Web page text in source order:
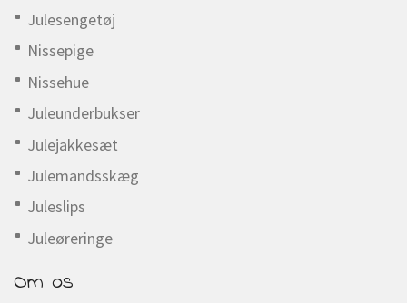
Julesengetøj
Nissepige
Nissehue
Juleunderbukser
Julejakkesæt
Julemandsskæg
Juleslips
Juleøreringe
Om os